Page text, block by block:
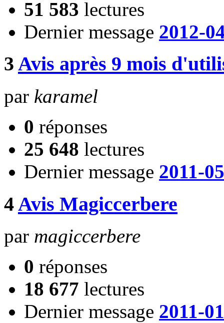
51 583 lectures
Dernier message 2012-
3 Avis après 9 mois
par karamel
0 réponses
25 648 lectures
Dernier message 2011-
4Avis Magiccerbere
par magiccerbere
0 réponses
18 677 lectures
Dernier message 2011-